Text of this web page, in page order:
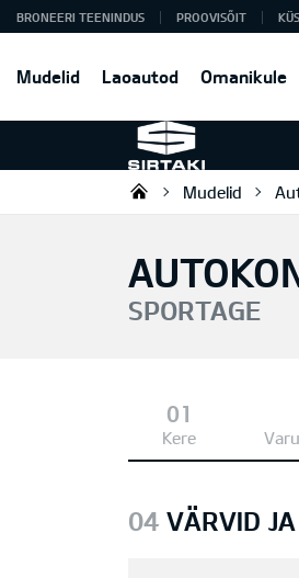
Mudelid Laoautod Omanikule
BRONEERI TEENINDUS PROOVISÕIT
Sirtaki OÜ
Mudelid
SPORTAGE
Kere
04 VÄRVID